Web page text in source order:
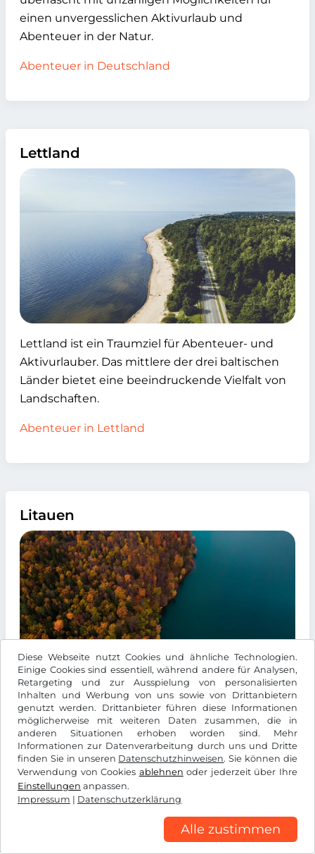
Diese Webseite nutzt Cookies und ähnliche Technologien.
Einige Cookies sind essentiell, während andere für Analysen,
Retargeting und zur Ausspielung von personalisierten
Inhalten und Werbung von uns sowie von Drittanbietern
genutzt werden. Drittanbieter führen diese Informationen
möglicherweise mit weiteren Daten zusammen, die in
anderen Situationen erhoben worden sind. Mehr
Informationen zur Datenverarbeitung durch uns und Dritte
finden Sie in unseren Datenschutzhinweisen. Sie können die
Verwendung von Cookies ablehnen oder jederzeit über Ihre
Einstellungen anpassen.
Impressum | Datenschutzerklärung
Alle zustimmen
einen unvergesslichen Aktivurlaub und
Abenteuer in der Natur.
Abenteuer in Deutschland
Lettland
Lettland ist ein Traumziel für Abenteuer- und
Aktivurlauber. Das mittlere der drei baltischen
Länder bietet eine beeindruckende Vielfalt von
Landschaften.
Abenteuer in Lettland
Litauen
Litauen kombiniert unberührte
Naturschönheiten mit reicher Geschichte und
garantiert so individuelle Abenteuer für jeden
Aktivurlauber.
Abenteuer in Litauen